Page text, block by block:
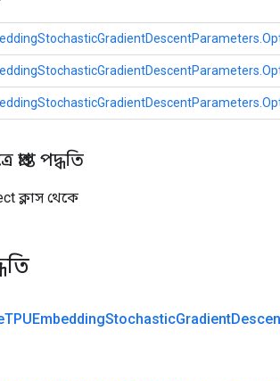
পদ্ধতি
ক্লাস থেকে
TPUEmbeddingStochasticGradient